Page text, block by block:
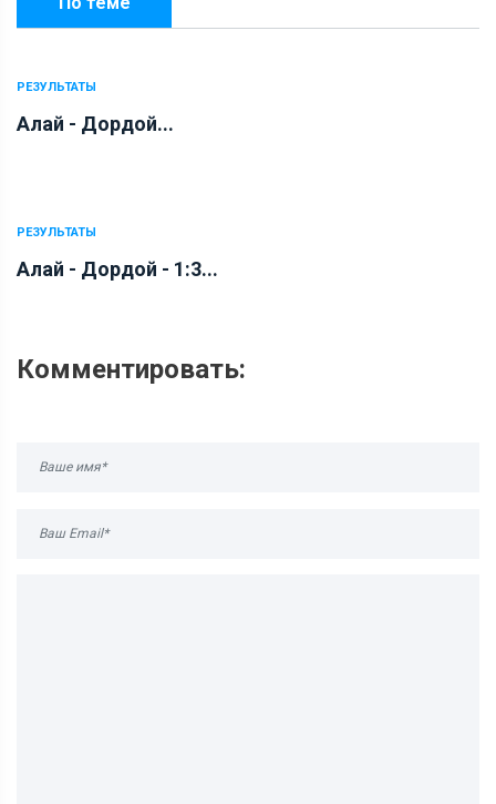
РЕЗУЛЬТАТЫ
Алай - Дордой...
РЕЗУЛЬТАТЫ
Алай - Дордой - 1:3...
Комментировать: